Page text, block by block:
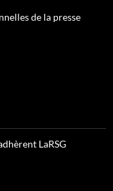
de la presse
LaRSG